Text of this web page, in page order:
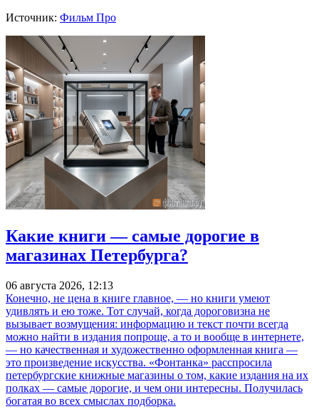
Источник: Фильм Про
Какие книги — самые дорогие в
магазинах Петербурга?
06 августа 2026, 12:13
Конечно, не цена в книге главное, — но книги умеют
удивлять и ею тоже. Тот случай, когда дороговизна не
вызывает возмущения: информацию и текст почти всегда
можно найти в издания попроще, а то и вообще в интернете,
— но качественная и художественно оформленная книга —
это произведение искусства. «Фонтанка» расспросила
петербургские книжные магазины о том, какие издания на их
полках — самые дорогие, и чем они интересны. Получилась
богатая во всех смыслах подборка.